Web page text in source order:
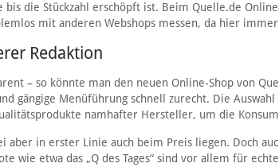
bis die Stückzahl erschöpft ist. Beim Quelle.de
mit anderen Webshops messen, da hier
Redaktion
– so könnte man den neuen Online-Shop von
gängige Menüführung schnell zurecht. Die
namhafter Hersteller, um die
aber in erster Linie auch beim Preis liegen. Doch
wie etwa das „Q des Tages“ sind vor allem für